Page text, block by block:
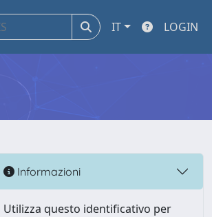
IT LOGIN
Informazioni
Utilizza questo identificativo per